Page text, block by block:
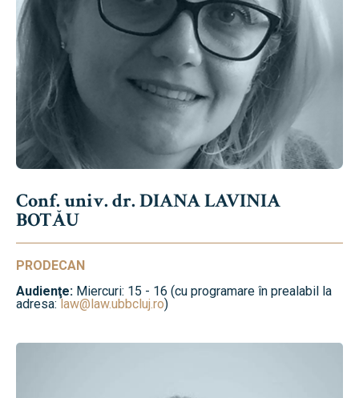
Conf. univ. dr. DIANA LAVINIA
BOTĂU
PRODECAN
Audienţe: Miercuri: 15 - 16 (cu programare în prealabil la
adresa: law@law.ubbcluj.ro)